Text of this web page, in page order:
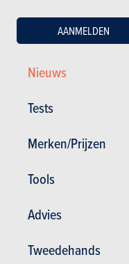
Nieuws
Tests
Merken/Prijzen
Tools
Advies
Tweedehands
AANMELDEN